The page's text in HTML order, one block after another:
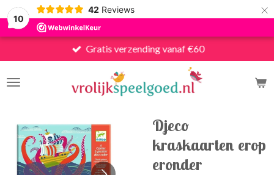
10
42 Reviews ×
Gratis verzending vanaf €60
Djeco
kraskaarten erop
eronder